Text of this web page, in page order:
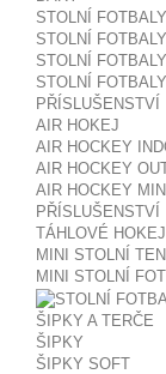
STOLNÍ
STOLNÍ FOTBALY
STOLNÍ
STOLNÍ
PŘÍSLUŠENSTVÍ
AIR HOKEJ
AIR HOCKEY
AIR HOCKEY
AIR HOCKEY
PŘÍSLUŠENSTVÍ
TÁHLOVÉ
MINI STOLNÍ
MINI STOLNÍ
ŠIPKY A TERČE
ŠIPKY
ŠIPKY SOFT